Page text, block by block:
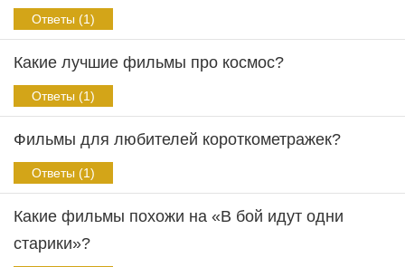
Ответы (1)
Какие лучшие фильмы про космос?
Ответы (1)
Фильмы для любителей короткометражек?
Ответы (1)
Какие фильмы похожи на «В бой идут одни
старики»?